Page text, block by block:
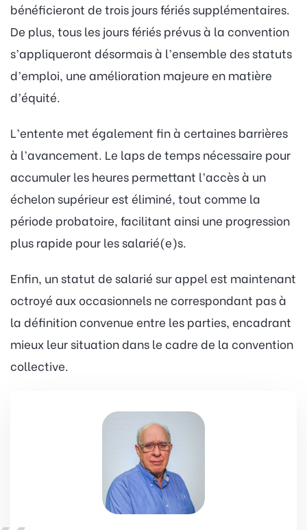
bénéficieront de trois jours fériés supplémentaires.
De plus, tous les jours fériés prévus à la convention
s’appliqueront désormais à l’ensemble des statuts
d’emploi, une amélioration majeure en matière
d’équité.
L’entente met également fin à certaines barrières
à l’avancement. Le laps de temps nécessaire pour
accumuler les heures permettant l’accès à un
échelon supérieur est éliminé, tout comme la
période probatoire, facilitant ainsi une progression
plus rapide pour les salarié(e)s.
Enfin, un statut de salarié sur appel est maintenant
octroyé aux occasionnels ne correspondant pas à
la définition convenue entre les parties, encadrant
mieux leur situation dans le cadre de la convention
collective.